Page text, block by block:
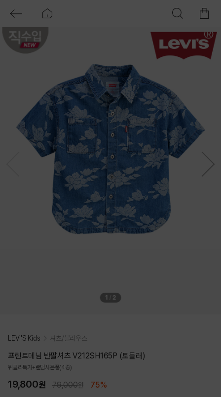
1 2
LEVI'S Kids 셔츠/블라우스
프린트데님 반팔셔츠 V212SH165P (토들러)
위클리특가+랜덤사은품(4종)
19,800원 79,000원 75%